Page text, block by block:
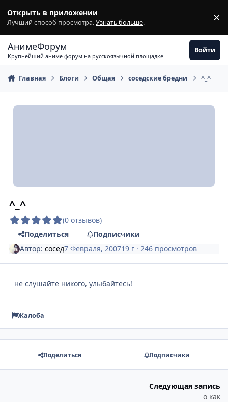
Открыть в приложении
Лучший способ просмотра.Узнать больше. ×
АнимеФорум
Крупнейший аниме-форум на русскоязычной площадке
Войти
Главная Блоги Общая соседские бредни ^_^
^_^
(0 отзывов)
Поделиться
Подписчики
Автор:сосед7 Февраля, 200719 г · 246 просмотров
не слушайте никого, улыбайтесь!
Жалоба
Поделиться Подписчики
Следующая запись
о как